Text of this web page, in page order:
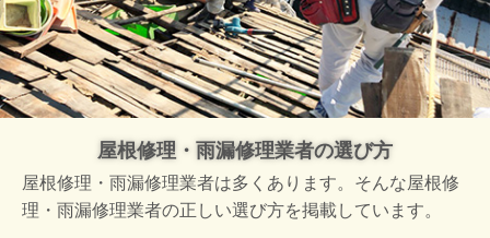
屋根修理・雨漏修理業者の選び方
屋根修理・雨漏修理業者は多くあります。そんな屋根修
理・雨漏修理業者の正しい選び方を掲載しています。